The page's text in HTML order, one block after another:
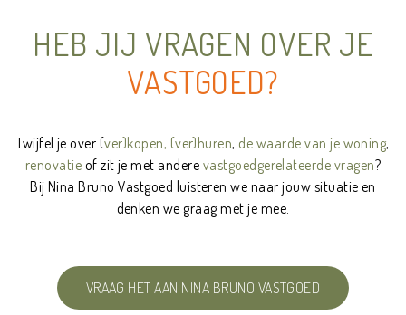
HEB JIJ VRAGEN OVER JE
VASTGOED?
Twijfel je over (ver)kopen, (ver)huren, de waarde van je woning,
renovatie of zit je met andere vastgoedgerelateerde vragen?
Bij Nina Bruno Vastgoed luisteren we naar jouw situatie en
denken we graag met je mee.
VRAAG HET AAN NINA BRUNO VASTGOED